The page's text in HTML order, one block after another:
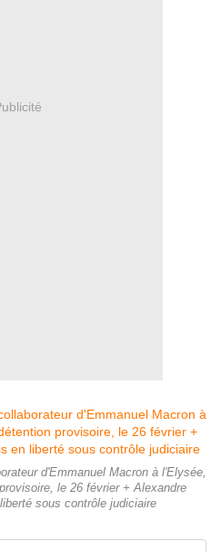
d'Emmanuel Macron à l'Elysée,
le 26 février + Alexandre
sous contrôle judiciaire